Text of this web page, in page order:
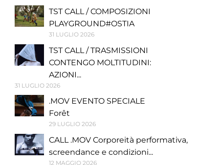
TST CALL / COMPOSIZIONI
PLAYGROUND#OSTIA
31 LUGLIO 2026
TST CALL / TRASMISSIONI
CONTENGO MOLTITUDINI:
AZIONI...
31 LUGLIO 2026
.MOV EVENTO SPECIALE
Forêt
29 LUGLIO 2026
CALL .MOV Corporeità performativa,
screendance e condizioni...
12 MAGGIO 2026